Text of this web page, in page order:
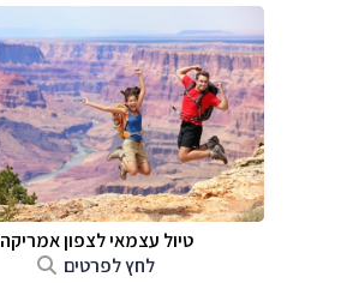
טיול עצמאי לצפון אמריקה
לחץ לפרטים